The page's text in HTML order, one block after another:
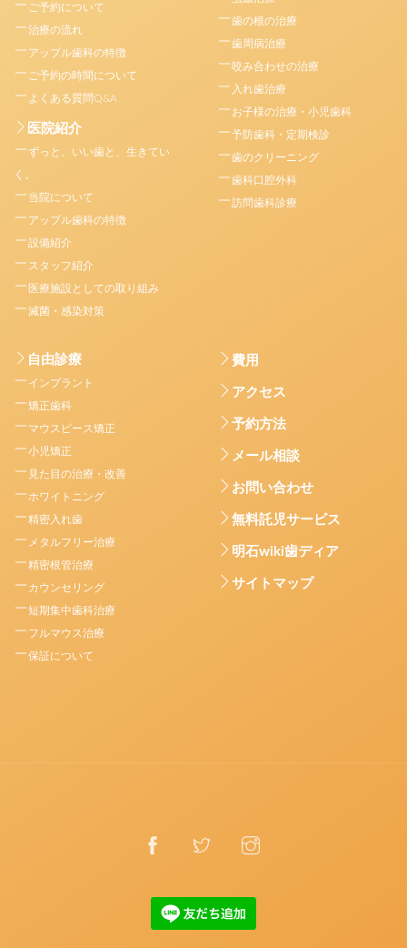
ご予約について
治療の流れ
アップル歯科の特徴
ご予約の時間について
よくある質問Q&A
医院紹介
ずっと、いい歯と、生きてい
く。
当院について
アップル歯科の特徴
設備紹介
スタッフ紹介
医療施設としての取り組み
滅菌・感染対策
歯の根の治療
歯周病治療
咬み合わせの治療
入れ歯治療
お子様の治療・小児歯科
予防歯科・定期検診
歯のクリーニング
歯科口腔外科
訪問歯科診療
自由診療
インプラント
矯正歯科
マウスピース矯正
小児矯正
見た目の治療・改善
ホワイトニング
精密入れ歯
メタルフリー治療
精密根管治療
カウンセリング
短期集中歯科治療
フルマウス治療
保証について
費用
アクセス
予約方法
メール相談
お問い合わせ
無料託児サービス
明石wiki歯ディア
サイトマップ